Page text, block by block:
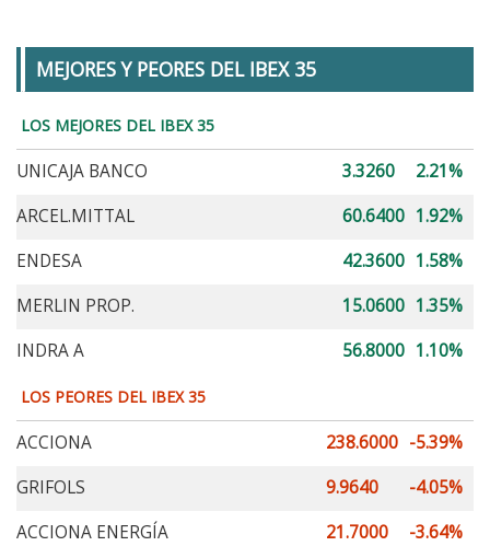
MEJORES Y PEORES DEL IBEX 35
LOS MEJORES DEL IBEX 35
UNICAJA BANCO 3.3260
2.21%
ARCEL.MITTAL
60.6400 1.92%
ENDESA
42.3600 1.58%
MERLIN PROP.
15.0600 1.35%
INDRA A
56.8000 1.10%
LOS PEORES DEL IBEX 35
ACCIONA 238.6000 -5.39%
GRIFOLS
9.9640
-4.05%
ACCIONA ENERGÍA
21.7000
-3.64%